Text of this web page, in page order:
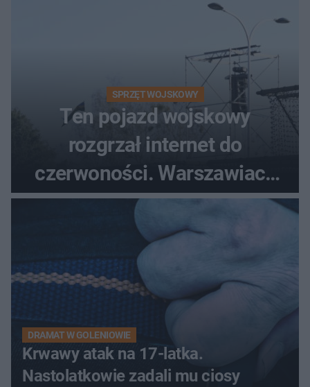
SPRZĘT WOJSKOWY
Ten pojazd wojskowy
rozgrzał internet do
czerwoności. Warszawiacy
pytali, czy to Mad Max!
DRAMAT W GOLENIOWIE
Krwawy atak na 17-latka.
Nastolatkowie zadali mu ciosy